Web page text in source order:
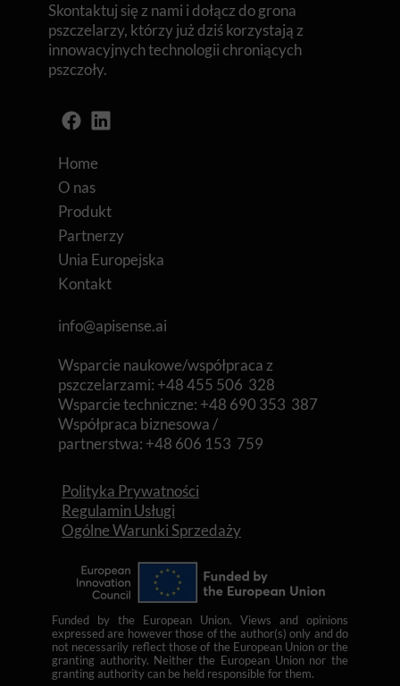
Funded by the European Union. Views and opinions
expressed are however those of the author(s) only and do
not necessarily reflect those of the European Union or the
granting authority. Neither the European Union nor the
granting authority can be held responsible for them.
Polityka Prywatności
Regulamin Usługi
Ogólne Warunki Sprzedaży
Skontaktuj się z nami i dołącz do grona
pszczelarzy, którzy już dziś korzystają z
innowacyjnych technologii chroniących
pszczoły.
Home
O nas
Produkt
Partnerzy
Unia Europejska
Kontakt
info@apisense.ai
Wsparcie naukowe/współpraca z
pszczelarzami: +48 455 506 328
Wsparcie techniczne: +48 690 353 387
Współpraca biznesowa /
partnerstwa: +48 606 153 759